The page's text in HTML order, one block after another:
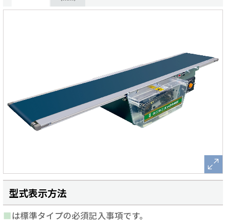
型式表示方法
■は標準タイプの必須記入事項です。